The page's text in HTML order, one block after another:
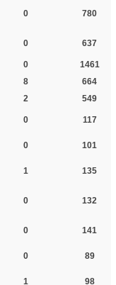
0 780
0 637
0
1461
8
664
2
549
0 117
0 101
1 135
0 132
0 141
0 89
1
98